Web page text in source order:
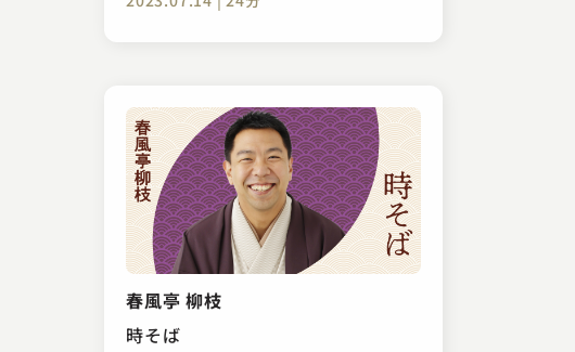
春風亭 柳枝
時そば